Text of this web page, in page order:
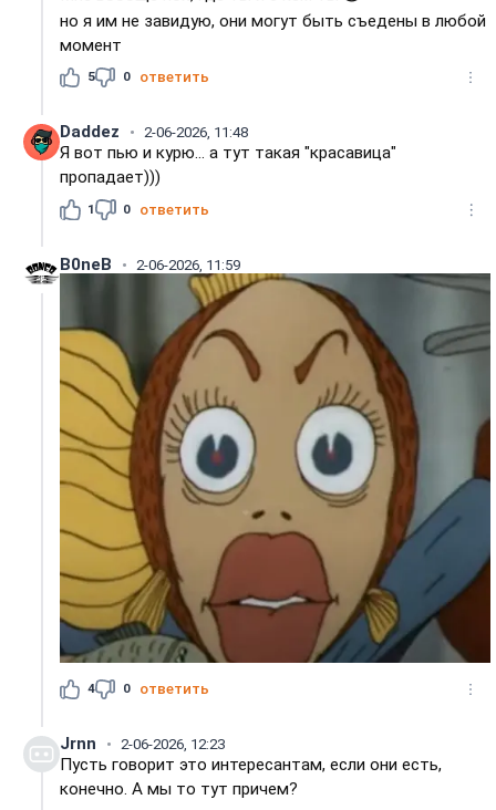
но я им не завидую, они могут быть съедены в любой
момент
5 0 ответить
Daddez 2-06-2026, 11:48
Я вот пью и курю... а тут такая "красавица"
пропадает)))
1 0 ответить
B0neB 2-06-2026, 11:59
4 0 ответить
Jrnn 2-06-2026, 12:23
Пусть говорит это интересантам, если они есть,
конечно. А мы то тут причем?